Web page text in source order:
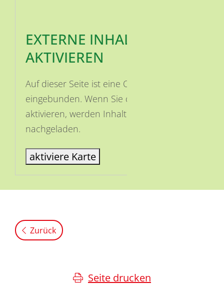
EXTERNE INHALTE
AKTIVIEREN
Auf dieser Seite ist eine OSM Karte
eingebunden. Wenn Sie die Karte
aktivieren, werden Inhalte von OSM
nachgeladen.
aktiviere Karte
Zurück
Seite drucken